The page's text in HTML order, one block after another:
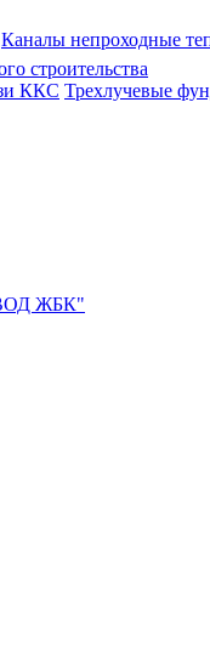
Каналы непроходные
строительства
ККС Трехлучевые
ЖБК"